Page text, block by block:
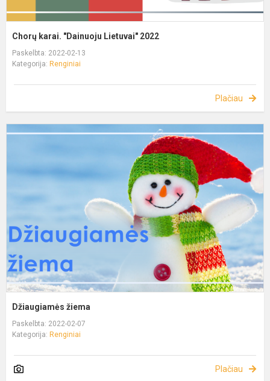
Chorų karai. "Dainuoju Lietuvai" 2022
Paskelbta: 2022-02-13
Kategorija: Renginiai
Plačiau
Džiaugiamės žiema
Paskelbta: 2022-02-07
Kategorija: Renginiai
Plačiau